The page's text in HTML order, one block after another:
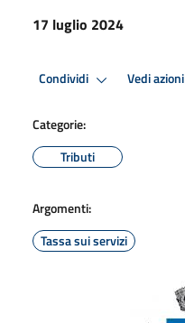
17 luglio 2024
Condividi Vedi azioni
Categorie:
Tributi
Argomenti:
Tassa sui servizi